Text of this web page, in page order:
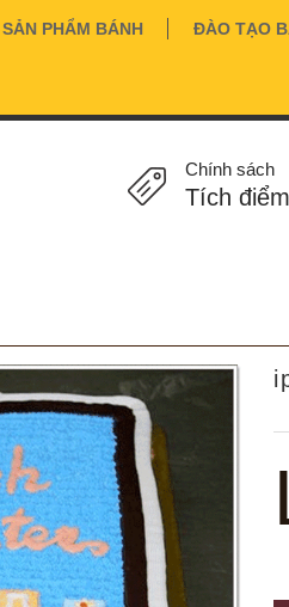
SẢN PHẨM BÁNH ĐÀO TẠO
Chính sách
Tích điểm